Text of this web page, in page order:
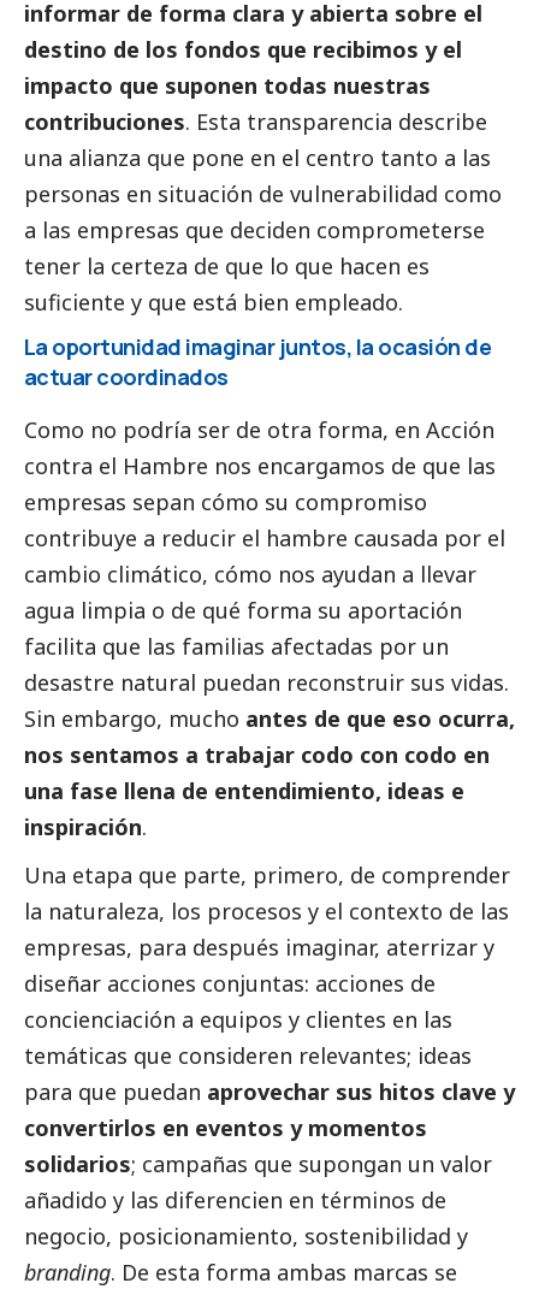
informar de forma clara y abierta sobre el
destino de los fondos que recibimos y el
impacto que suponen todas nuestras
contribuciones. Esta transparencia describe
una alianza que pone en el centro tanto a las
personas en situación de vulnerabilidad como
a las empresas que deciden comprometerse
tener la certeza de que lo que hacen es
suficiente y que está bien empleado.
La oportunidad imaginar juntos, la ocasión de
actuar coordinados
Como no podría ser de otra forma, en Acción
contra el Hambre nos encargamos de que las
empresas sepan cómo su compromiso
contribuye a reducir el hambre causada por el
cambio climático, cómo nos ayudan a llevar
agua limpia o de qué forma su aportación
facilita que las familias afectadas por un
desastre natural puedan reconstruir sus vidas.
Sin embargo, mucho antes de que eso ocurra,
nos sentamos a trabajar codo con codo en
una fase llena de entendimiento, ideas e
inspiración.
Una etapa que parte, primero, de comprender
la naturaleza, los procesos y el contexto de las
empresas, para después imaginar, aterrizar y
diseñar acciones conjuntas: acciones de
concienciación a equipos y clientes en las
temáticas que consideren relevantes; ideas
para que puedan aprovechar sus hitos clave y
convertirlos en eventos y momentos
solidarios; campañas que supongan un valor
añadido y las diferencien en términos de
negocio, posicionamiento, sostenibilidad y
branding. De esta forma ambas marcas se